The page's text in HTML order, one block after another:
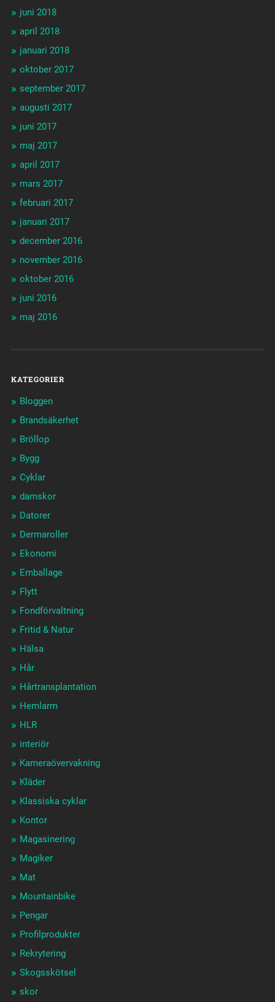
juni 2018
april 2018
januari 2018
oktober 2017
september 2017
augusti 2017
juni 2017
maj 2017
april 2017
mars 2017
februari 2017
januari 2017
december 2016
november 2016
oktober 2016
juni 2016
maj 2016
KATEGORIER
Bloggen
Brandsäkerhet
Bröllop
Bygg
Cyklar
damskor
Datorer
Dermaroller
Ekonomi
Emballage
Flytt
Fondförvaltning
Fritid & Natur
Hälsa
Hår
Hårtransplantation
Hemlarm
HLR
interiör
Kameraövervakning
Kläder
Klassiska cyklar
Kontor
Magasinering
Magiker
Mat
Mountainbike
Pengar
Profilprodukter
Rekrytering
Skogsskötsel
skor